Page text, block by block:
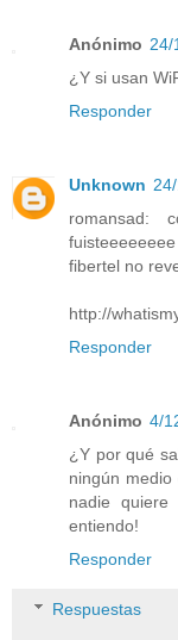
Anónimo 24/
¿Y si usan
Responder
Unknown
romansad:
fibertel no
http://
Responder
Anónimo 4/
¿Y por qué
ningún
nadie
entiendo!
Responder
Respuestas